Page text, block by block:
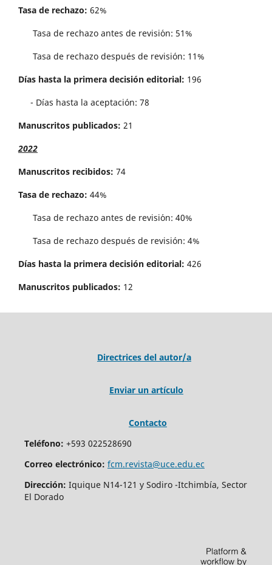
Tasa de rechazo: 62%
Tasa de rechazo antes de revisi´on: 51%
Tasa de rechazo después de revisión: 11%
Días hasta la primera decisión editorial: 196
- Días hasta la aceptación: 78
Manuscritos publicados: 21
2022
Manuscritos recibidos: 74
Tasa de rechazo: 44%
Tasa de rechazo antes de revisi´on: 40%
Tasa de rechazo después de revisión: 4%
Días hasta la primera decisión editorial: 426
Manuscritos publicados: 12
Directrices del autor/a
Enviar un artículo
Contacto
Teléfono: +593 022528690
Correo electrónico: fcm.revista@uce.edu.ec
Dirección: Iquique N14-121 y Sodiro -Itchimbía, Sector
El Dorado